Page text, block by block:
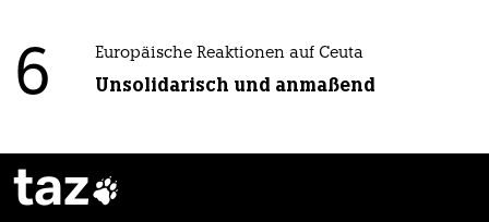
6 Europäische Reaktionen auf Ceuta
Unsolidarisch und anmaßend
taz